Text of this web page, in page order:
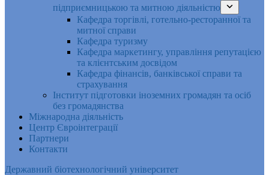
підприємницькою та митною діяльністю
Кафедра торгівлі, готельно-ресторанної та
митної справи
Кафедра туризму
Кафедра маркетингу, управління репутацією
та клієнтським досвідом
Кафедра фінансів, банківської справи та
страхування
Інститут підготовки іноземних громадян та осіб
без громадянства
Міжнародна діяльність
Центр Євроінтеграції
Партнери
Контакти
Державний біотехнологічний університет